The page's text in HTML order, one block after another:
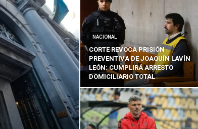
NACIONAL
CORTE REVOCA PRISIÓN
PREVENTIVA DE JOAQUÍN LAVÍN
LEÓN: CUMPLIRÁ ARRESTO
DOMICILIARIO TOTAL